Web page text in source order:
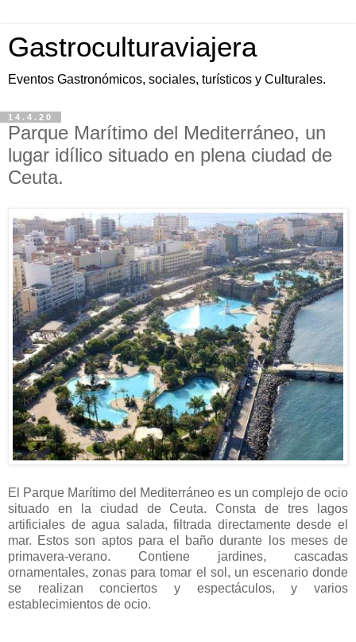
Gastroculturaviajera
Eventos Gastronómicos, sociales, turísticos y Culturales.
14.4.20
Parque Marítimo del Mediterráneo, un
lugar idílico situado en plena ciudad de
Ceuta.
El Parque Marítimo del Mediterráneo es un complejo de ocio
situado en la ciudad de Ceuta. Consta de tres lagos
artificiales de agua salada, filtrada directamente desde el
mar. Estos son aptos para el baño durante los meses de
primavera-verano. Contiene jardines, cascadas
ornamentales, zonas para tomar el sol, un escenario donde
se realizan conciertos y espectáculos, y varios
establecimientos de ocio.